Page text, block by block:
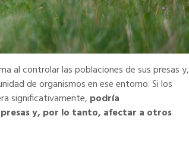
al controlar las poblaciones de sus presas y,
de organismos en ese entorno. Si los
significativamente, podría
presas y, por lo tanto, afectar a otros